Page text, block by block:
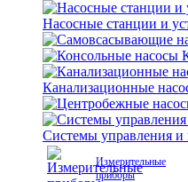
Насосные станции и
Канализационные
Системы управления и
Измерительные
приборы